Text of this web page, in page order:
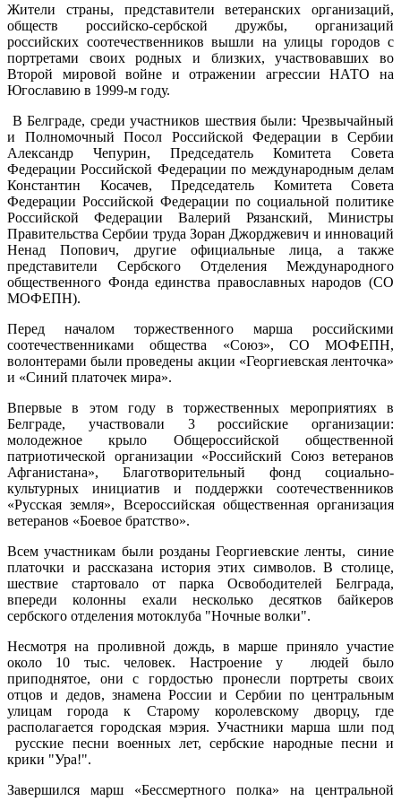
Жители страны, представители ветеранских организаций,
обществ российско-сербской дружбы, организаций
российских соотечественников вышли на улицы городов с
портретами своих родных и близких, участвовавших во
Второй мировой войне и отражении агрессии НАТО на
Югославию в 1999-м году.
В Белграде, среди участников шествия были: Чрезвычайный
и Полномочный Посол Российской Федерации в Сербии
Александр Чепурин, Председатель Комитета Совета
Федерации Российской Федерации по международным делам
Константин Косачев, Председатель Комитета Совета
Федерации Российской Федерации по социальной политике
Российской Федерации Валерий Рязанский, Министры
Правительства Сербии труда Зоран Джорджевич и инноваций
Ненад Попович, другие официальные лица, а также
представители Сербского Отделения Международного
общественного Фонда единства православных народов (СО
МОФЕПН).
Перед началом торжественного марша российскими
соотечественниками общества «Союз», СО МОФЕПН,
волонтерами были проведены акции «Георгиевская ленточка»
и «Синий платочек мира».
Впервые в этом году в торжественных мероприятиях в
Белграде, участвовали 3 российские организации:
молодежное крыло Общероссийской общественной
патриотической организации «Российский Союз ветеранов
Афганистана», Благотворительный фонд социально-
культурных инициатив и поддержки соотечественников
«Русская земля», Всероссийская общественная организация
ветеранов «Боевое братство».
Всем участникам были розданы Георгиевские ленты, синие
платочки и рассказана история этих символов. В столице,
шествие стартовало от парка Освободителей Белграда,
впереди колонны ехали несколько десятков байкеров
сербского отделения мотоклуба "Ночные волки".
Несмотря на проливной дождь, в марше приняло участие
около 10 тыс. человек. Настроение у людей было
приподнятое, они с гордостью пронесли портреты своих
отцов и дедов, знамена России и Сербии по центральным
улицам города к Старому королевскому дворцу, где
располагается городская мэрия. Участники марша шли под
русские песни военных лет, сербские народные песни и
крики "Ура!".
Завершился марш «Бессмертного полка» на центральной